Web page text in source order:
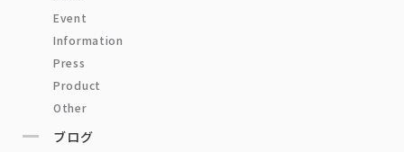
Event
Information
Press
Product
Other
ブログ